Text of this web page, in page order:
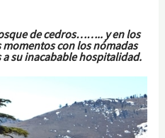
de cedros…….. y en los
con los nómadas
su inacabable hospitalidad.